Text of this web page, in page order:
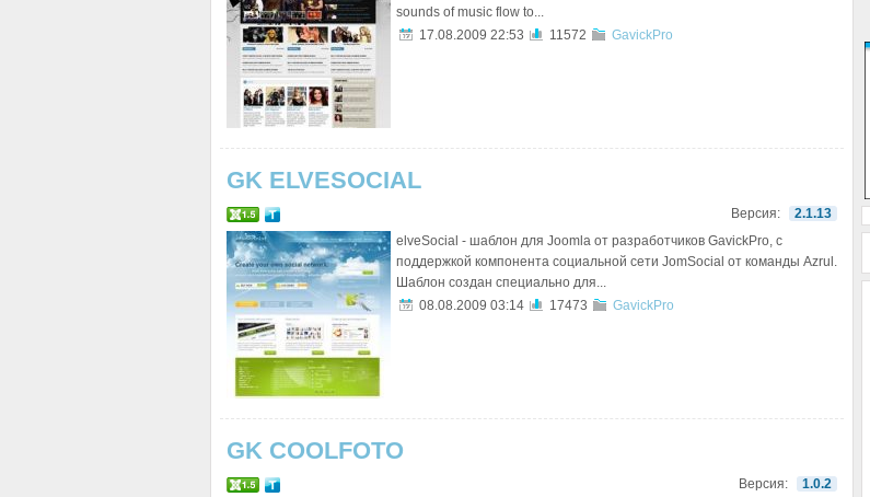
sounds of music flow to...
17.08.2009 22:53
11572 GavickPro
GK ELVESOCIAL
Версия:
2.1.13
elveSocial - шаблон для Joomla от разработчиков GavickPro, с
поддержкой компонента социальной сети JomSocial от команды Azrul.
Шаблон создан специально для...
08.08.2009 03:14
17473 GavickPro
GK COOLFOTO
Версия:
1.0.2